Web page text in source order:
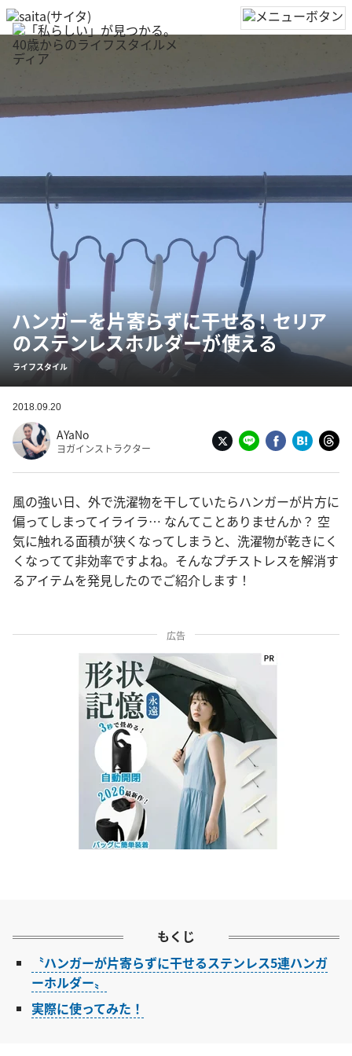
ハンガーを片寄らずに干せる！ セリア
のステンレスホルダーが使える
ライフスタイル
2018.09.20
AYaNo
ヨガインストラクター
風の強い日、外で洗濯物を干していたらハンガーが片方に
偏ってしまってイライラ… なんてことありませんか？ 空
気に触れる面積が狭くなってしまうと、洗濯物が乾きにく
くなってて非効率ですよね。そんなプチストレスを解消す
るアイテムを発見したのでご紹介します！
広告
もくじ
〝ハンガーが片寄らずに干せるステンレス5連ハンガ
ーホルダー〟
実際に使ってみた！